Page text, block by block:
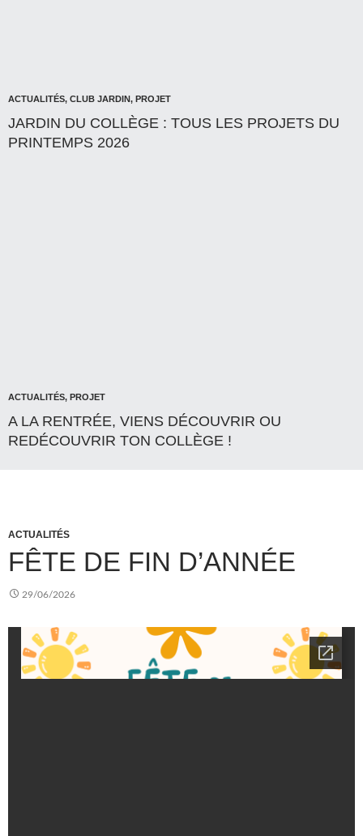
ACTUALITÉS, CLUB JARDIN, PROJET
JARDIN DU COLLÈGE : TOUS LES PROJETS DU
PRINTEMPS 2026
ACTUALITÉS, PROJET
A LA RENTRÉE, VIENS DÉCOUVRIR OU
REDÉCOUVRIR TON COLLÈGE !
ACTUALITÉS
FÊTE DE FIN D’ANNÉE
29/06/2026